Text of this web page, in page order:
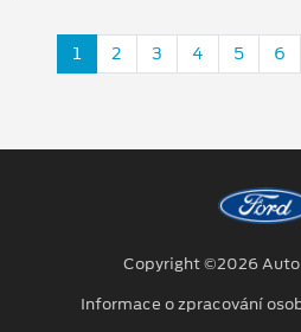
1 2 3 4 5 6
Copyright ©2026 Auto
Informace o zpracování